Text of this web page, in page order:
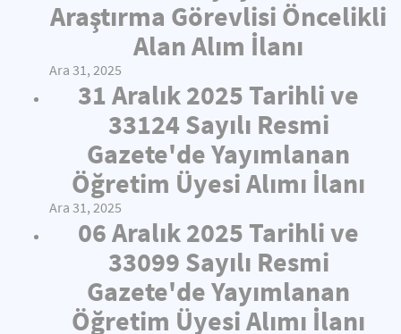
Araştırma Görevlisi Öncelikli
Alan Alım İlanı
Ara 31, 2025
31 Aralık 2025 Tarihli ve
33124 Sayılı Resmi
Gazete'de Yayımlanan
Öğretim Üyesi Alımı İlanı
Ara 31, 2025
06 Aralık 2025 Tarihli ve
33099 Sayılı Resmi
Gazete'de Yayımlanan
Öğretim Üyesi Alımı İlanı